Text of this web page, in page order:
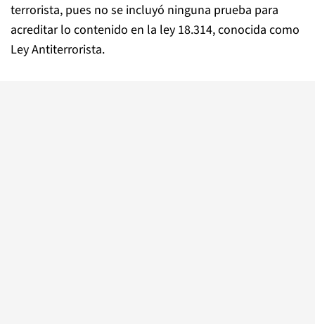
terrorista, pues no se incluyó ninguna prueba para
acreditar lo contenido en la ley 18.314, conocida como
Ley Antiterrorista.